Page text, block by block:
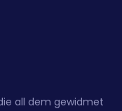
all dem gewidmet